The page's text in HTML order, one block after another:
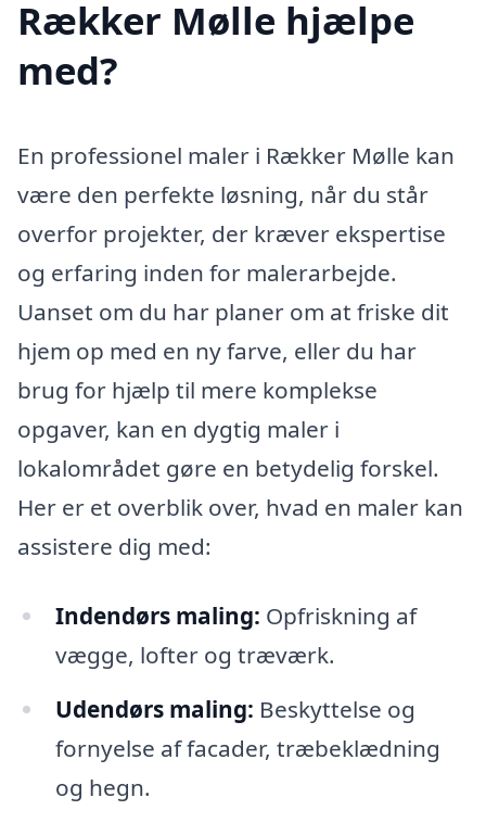
Rækker Mølle hjælpe
med?
En professionel maler i Rækker Mølle kan
være den perfekte løsning, når du står
overfor projekter, der kræver ekspertise
og erfaring inden for malerarbejde.
Uanset om du har planer om at friske dit
hjem op med en ny farve, eller du har
brug for hjælp til mere komplekse
opgaver, kan en dygtig maler i
lokalområdet gøre en betydelig forskel.
Her er et overblik over, hvad en maler kan
assistere dig med:
Indendørs maling: Opfriskning af
vægge, lofter og træværk.
Udendørs maling: Beskyttelse og
fornyelse af facader, træbeklædning
og hegn.